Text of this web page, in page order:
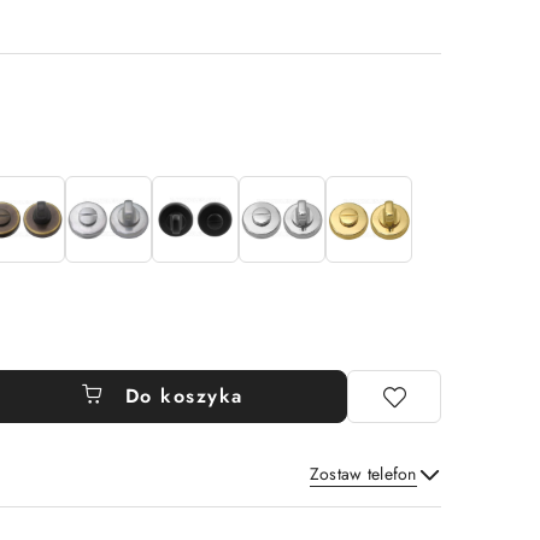
Do koszyka
Zostaw telefon
Wyślij